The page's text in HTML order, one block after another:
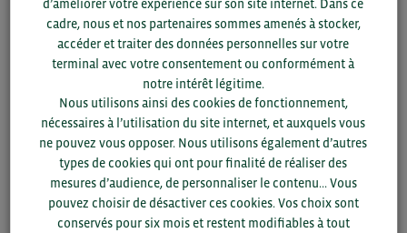
Pour voir les contacts, merci de renseigner votre
département et votre secteurou connectez-vous.
SAUVEGARDER
d’améliorer votre expérience sur son site internet. Dans ce
cadre, nous et nos partenaires sommes amenés à stocker,
accéder et traiter des données personnelles sur votre
terminal avec votre consentement ou conformément à
notre intérêt légitime.
Nous utilisons ainsi des cookies de fonctionnement,
nécessaires à l’utilisation du site internet, et auxquels vous
ne pouvez vous opposer. Nous utilisons également d’autres
types de cookies qui ont pour finalité de réaliser des
mesures d’audience, de personnaliser le contenu... Vous
pouvez choisir de désactiver ces cookies. Vos choix sont
conservés pour six mois et restent modifiables à tout